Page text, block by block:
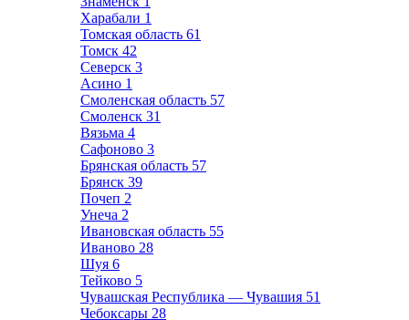
Харабали 1
Томская область 61
Томск 42
Северск 3
Асино 1
Смоленская область 57
Смоленск 31
Вязьма 4
Сафоново 3
Брянская область 57
Брянск 39
Почеп 2
Унеча 2
Ивановская область 55
Иваново 28
Шуя 6
Тейково 5
Чувашская Республика — Чувашия 51
Чебоксары 28